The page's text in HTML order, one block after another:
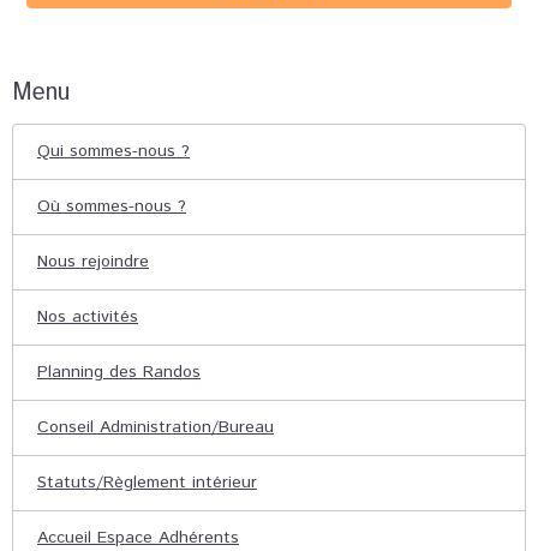
Menu
Qui sommes-nous ?
Où sommes-nous ?
Nous rejoindre
Nos activités
Planning des Randos
Conseil Administration/Bureau
Statuts/Règlement intérieur
Accueil Espace Adhérents